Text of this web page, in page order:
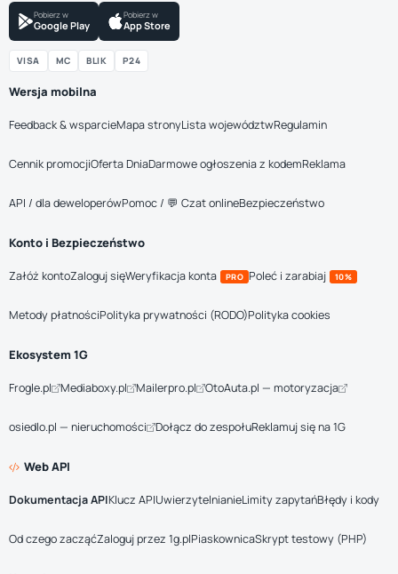
Pobierz w
Google Play
Pobierz w
App Store
VISA MC BLIK P24
Wersja mobilna
Feedback & wsparcieMapa stronyLista województwRegulamin
Cennik promocjiOferta DniaDarmowe ogłoszenia z kodemReklama
API / dla deweloperówPomoc / 💬 Czat onlineBezpieczeństwo
Konto i Bezpieczeństwo
Załóż kontoZaloguj sięWeryfikacja konta PRO Poleć i zarabiaj 10%
Metody płatnościPolityka prywatności (RODO)Polityka cookies
Ekosystem 1G
Frogle.pl Mediaboxy.pl Mailerpro.pl OtoAuta.pl — motoryzacja
osiedlo.pl — nieruchomości Dołącz do zespołuReklamuj się na 1G
Web API
Dokumentacja APIKlucz APIUwierzytelnianieLimity zapytańBłędy i kody
Od czego zacząćZaloguj przez 1g.plPiaskownicaSkrypt testowy (PHP)